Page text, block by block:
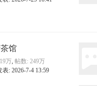
馆
19万, 帖数: 249万
表: 2026-7-4 13:59
2026年律师法修